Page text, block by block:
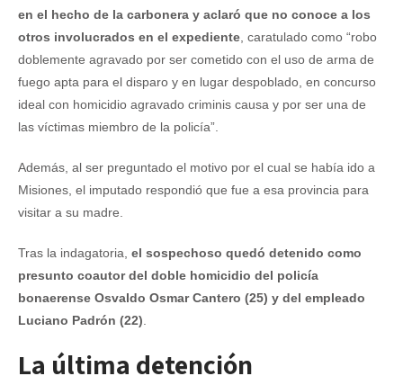
en el hecho de la carbonera y aclaró que no conoce a los
otros involucrados en el expediente , caratulado como “robo
doblemente agravado por ser cometido con el uso de arma de
fuego apta para el disparo y en lugar despoblado, en concurso
ideal con homicidio agravado criminis causa y por ser una de
las víctimas miembro de la policía”.
Además, al ser preguntado el motivo por el cual se había ido a
Misiones, el imputado respondió que fue a esa provincia para
visitar a su madre.
Tras la indagatoria, el sospechoso quedó detenido como
presunto coautor del doble homicidio del policía
bonaerense Osvaldo Osmar Cantero (25) y del empleado
Luciano Padrón (22)
La última detención